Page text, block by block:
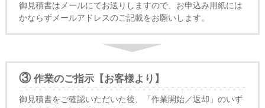
御見積書はメールにてお送りしますので、お申込み用紙には
かならずメールアドレスのご記載をお願いします。
③作業のご指示【お客様より】
御見積書をご確認いただいた後、「作業開始／返却」のいず